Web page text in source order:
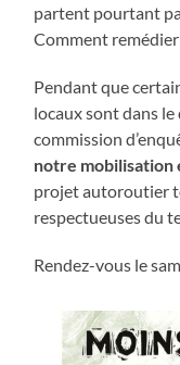
partent pourtant
Comment remédier
Pendant que
locaux sont dans
commission
notre
projet autoroutier
respectueuses du
Rendez-vous le